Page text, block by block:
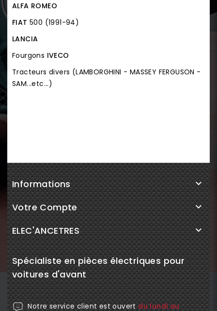
ALFA ROMEO
FIAT 500 (1991-94)
LANCIA
Fourgons IVECO
Tracteurs divers (LAMBORGHINI - MASSEY FERGUSON -
SAM...etc...)
Informations 
Votre Compte 
ELEC'ANCETRES 
Spécialiste en pièces électriques pour
voitures d'avant
Notre service client est ouvertdu lundi au